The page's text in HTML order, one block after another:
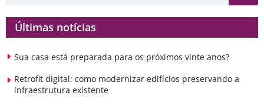
Últimas notícias
Sua casa está preparada para os próximos vinte anos?
Retrofit digital: como modernizar edifícios preservando a
infraestrutura existente